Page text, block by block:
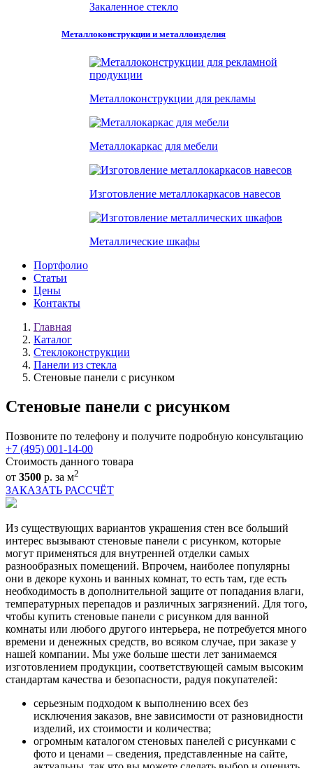
Закаленное стекло
Металлоконструкции и металлоизделия
Металлоконструкции для рекламы
Металлокаркас для мебели
Изготовление металлокаркасов навесов
Металлические шкафы
Портфолио
Статьи
Цены
Контакты
Главная
Каталог
Стеклоконструкции
Панели из стекла
Стеновые панели с рисунком
Стеновые панели с рисунком
Позвоните по телефону и получите подробную консультацию
+7 (495) 001-14-00
Стоимость данного товара
от 3500 р. за м2
ЗАКАЗАТЬ РАССЧЁТ
Из существующих вариантов украшения стен все больший
интерес вызывают стеновые панели с рисунком, которые
могут применяться для внутренней отделки самых
разнообразных помещений. Впрочем, наиболее популярны
они в декоре кухонь и ванных комнат, то есть там, где есть
необходимость в дополнительной защите от попадания влаги,
температурных перепадов и различных загрязнений. Для того,
чтобы купить стеновые панели с рисунком для ванной
комнаты или любого другого интерьера, не потребуется много
времени и денежных средств, во всяком случае, при заказе у
нашей компании. Мы уже больше шести лет занимаемся
изготовлением продукции, соответствующей самым высоким
стандартам качества и безопасности, радуя покупателей:
серьезным подходом к выполнению всех без
исключения заказов, вне зависимости от разновидности
изделий, их стоимости и количества;
огромным каталогом стеновых панелей с рисунками с
фото и ценами – сведения, представленные на сайте,